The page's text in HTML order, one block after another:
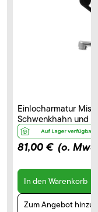
Einlocharmatur
Schwenkhahn und
Bedienhebel,
81,00 € (o.
In den Warenkorb
Zum Angebot